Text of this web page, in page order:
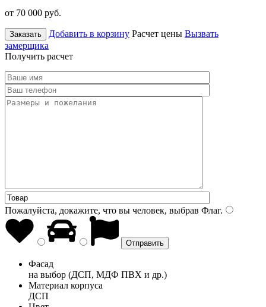
от 70 000 руб.
Заказать Добавить в корзину Расчет цены Вызвать
замерщика
Получить расчет
Пожалуйста, докажите, что вы человек, выбрав Флаг.
Фасад
на выбор (ДСП, МДФ ПВХ и др.)
Материал корпуса
ДСП